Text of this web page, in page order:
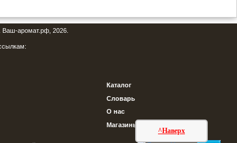
^Наверх
Ваш-аромат.рф, 2026.
Каталог
Словарь
О нас
Магазины